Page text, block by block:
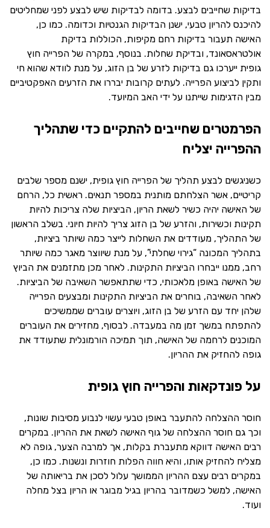
בדיקות שחייבים לבצע. בדומה לבדיקות שיש לבצע לפני שמחליטים
להיכנס להריון טבעי, ישנן הבדיקות הגנטיות וכדומה. כמו כן,
האישה תעבור בדיקות רחם מקיפות, הכוללות בדיקת
אולטראסאונד, ובדיקת שחלות. בנוסף, במקרה של הפרייה חוץ
גופית ייערכו גם בדיקות לזרע של בן הזוג, על מנת לוודא שהוא חי
ותקין לביצוע הפרייה. לעתים קרובות יבררו את הזרעים האפקטיביים
מבין הדגימות שייתנו על ידי האב המיועד.
הפרמטרים שחייבים להתקיים כדי שתהליך
ההפרייה יצליח
כשניגשים לבצע תהליך של הפרייה חוץ גופית, ישנם מספר שלבים
קריטיים, אשר הצלחתם מותנית במספר תנאים. ראשית כל, הרחם
של האישה יהיה כשיר לשאת הריון, הביציות שלה צריכות להיות
תקינות וכשירות, והזרע של בן הזוג צריך להיות חיוני. בשלב הראשון
של התהליך, מעודדים את השחלות לייצר כמה שיותר ביציות,
בתהליך המכונה “גירוי שחלתי”, על מנת שיווצר מאגר כמה שיותר
רחב, ממנו ייבחרו הביציות התקינות. לאחר מכן מתזמנים את הביוץ
של האישה באופן מלאכותי, כדי שתתאפשר השאיבה של הביציות.
לאחר השאיבה, בוחרים את הביציות התקינות ומבצעים הפרייה
שלהן יחד עם הזרע של בן הזוג, ויוצרים עוברים שממשיכים
להתפתח במשך זמן מה במעבדה. לבסוף, מחזירים את העוברים
המוכנים לרחמה של האישה, תוך תמיכה הורמונלית שתעודד את
גופה להחזיק את ההריון.
על פונדקאות והפרייה חוץ גופית
חוסר ההצלחה להתעבר באופן טבעי עשוי לנבוע מסיבות שונות,
וכך גם חוסר ההצלחה של גוף האישה לשאת את ההריון. במקרים
רבים האישה דווקא מתעברת בקלות, אך למרבה הצער, גופה לא
מצליח להחזיק אותו, והיא חווה הפלות חוזרות ונשנות. כמו כן,
במקרים רבים עצם ההריון הממושך עלול לסכן את בריאותה של
האישה, למשל כשמדובר בהריון בגיל מבוגר או הריון בצל מחלה
ועוד.